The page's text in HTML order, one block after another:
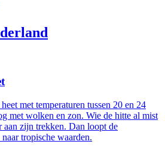
met temperaturen tussen 20 en 24
met wolken en zon. Wie de hitte al mist
aan zijn trekken. Dan loopt de
tropische waarden.